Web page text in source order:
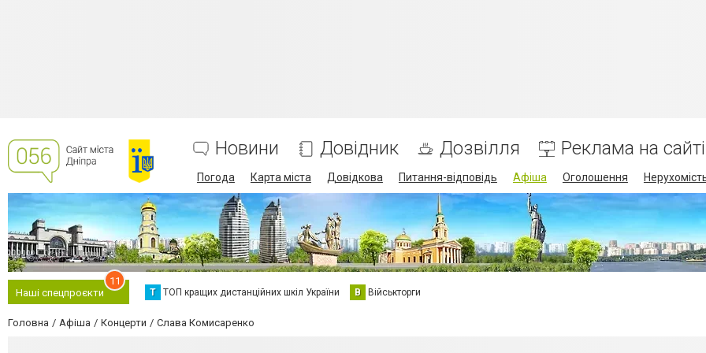
Новини Довідник Дозвілля Реклама на сайті
Погода Карта міста Довідкова Питання-відповідь Афіша Оголошення
Наші спецпроєкти
11
Т ТОП кращих дистанційних шкіл України В Військторги
Головна Афіша Концерти Слава Комисаренко